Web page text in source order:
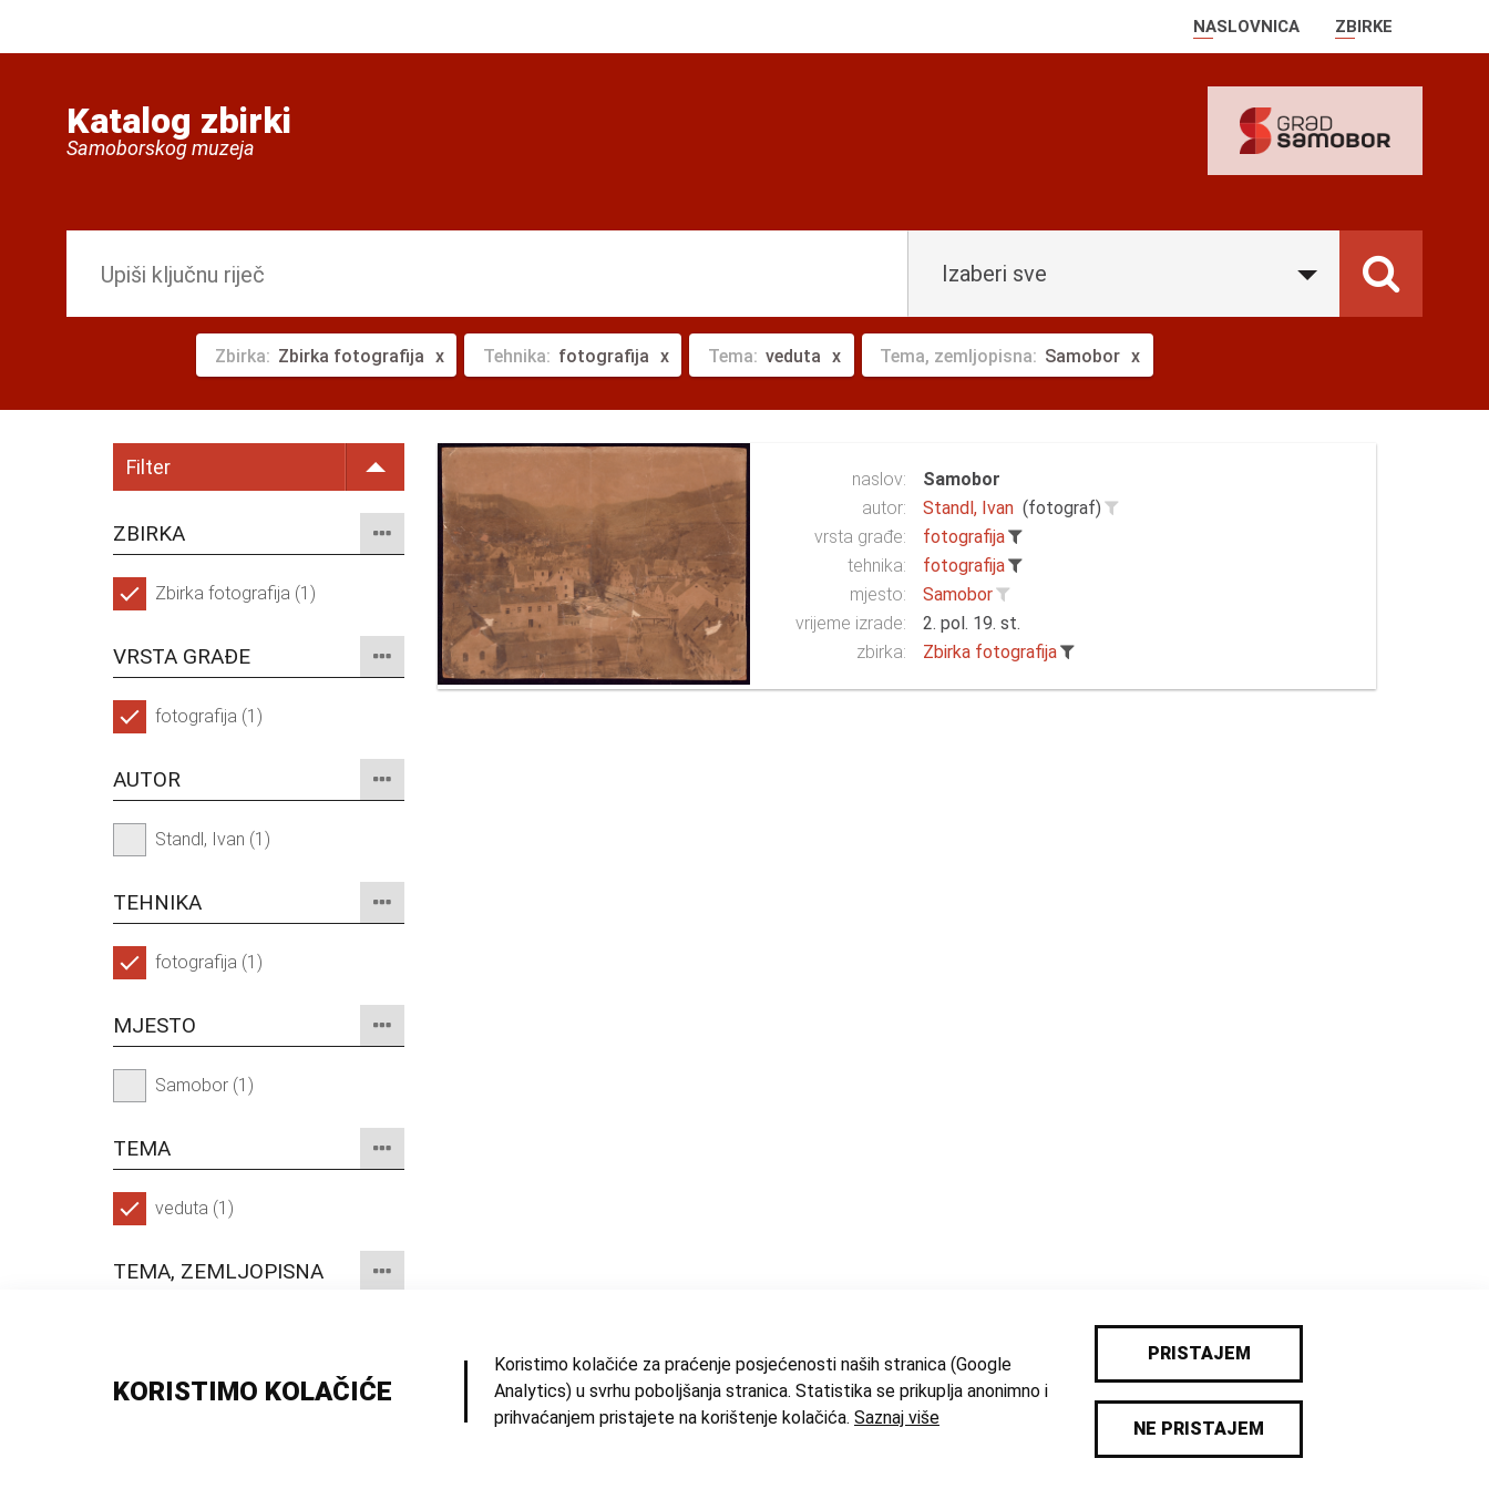
NASLOVNICA ZBIRKE
Katalog zbirki
Samoborskog muzeja
Izaberi sve
Zbirka: Zbirka fotografija Tehnika: fotografija Tema: veduta Tema, zemljopisna: Samobor
Filter
ZBIRKA
Zbirka fotografija (1)
VRSTA GRAĐE
fotografija (1)
AUTOR
Standl, Ivan (1)
TEHNIKA
fotografija (1)
MJESTO
Samobor (1)
TEMA
veduta (1)
TEMA, ZEMLJOPISNA
naslov:
Samobor
autor:
Standl, Ivan (fotograf)
vrsta građe:
fotografija
tehnika:
fotografija
mjesto:
Samobor
vrijeme izrade:
2. pol. 19. st.
zbirka:
Zbirka fotografija
Impresum / Pravila privatnosti
KORISTIMO KOLAČIĆE
Koristimo kolačiće za praćenje posjećenosti naših stranica (Google
Analytics) u svrhu poboljšanja stranica. Statistika se prikuplja anonimno i
prihvaćanjem pristajete na korištenje kolačića. Saznaj više
PRISTAJEM
NE PRISTAJEM